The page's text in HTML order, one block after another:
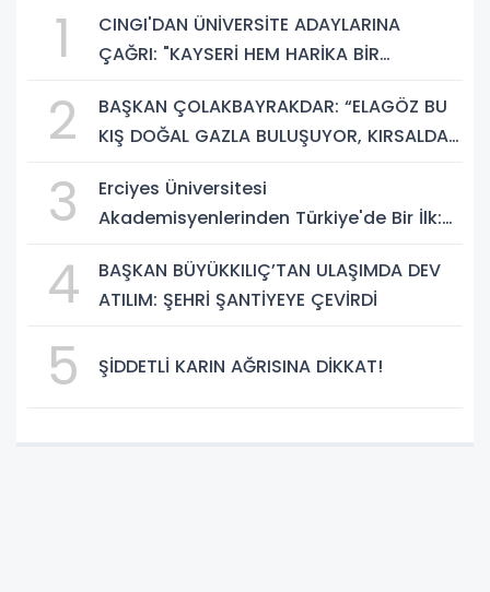
1
CINGI'DAN ÜNİVERSİTE ADAYLARINA
ÇAĞRI: "KAYSERİ HEM HARİKA BİR
GELECEK SUNUYOR"
2
BAŞKAN ÇOLAKBAYRAKDAR: “ELAGÖZ BU
KIŞ DOĞAL GAZLA BULUŞUYOR, KIRSALDA
3
Erciyes Üniversitesi
Akademisyenlerinden Türkiye'de Bir İlk:
Yapay Zekâ Dönemi
4
BAŞKAN BÜYÜKKILIÇ’TAN ULAŞIMDA DEV
ATILIM: ŞEHRİ ŞANTİYEYE ÇEVİRDİ
5 ŞİDDETLİ KARIN AĞRISINA DİKKAT!